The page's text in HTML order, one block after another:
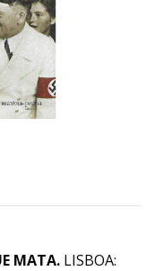
MATA. LISBOA: